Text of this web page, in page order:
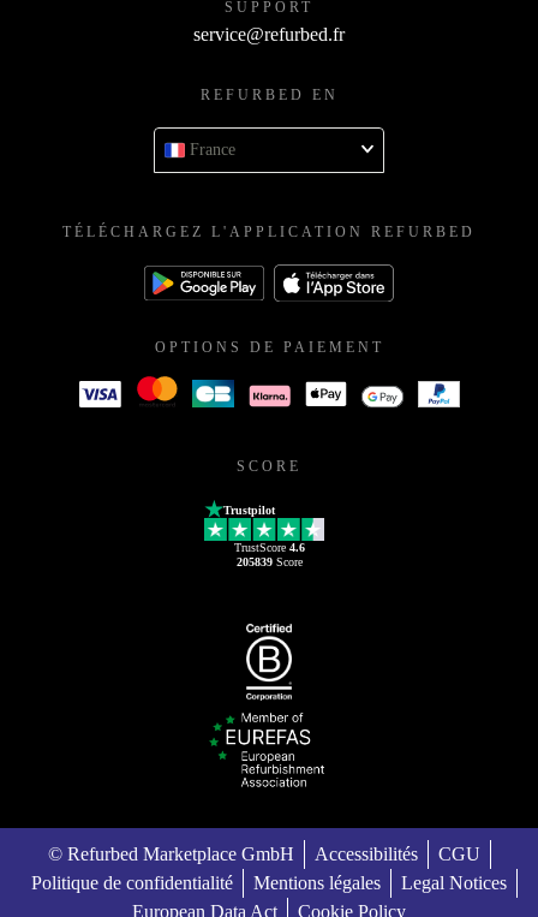
SUPPORT
service@refurbed.fr
REFURBED EN
France
TÉLÉCHARGEZ L'APPLICATION REFURBED
OPTIONS DE PAIEMENT
SCORE
Trustpilot
TrustScore 4.6
205839Score
© Refurbed Marketplace GmbH Accessibilités
CGU
Politique de confidentialité
Mentions légales
Legal Notices
European Data Act
Cookie Policy